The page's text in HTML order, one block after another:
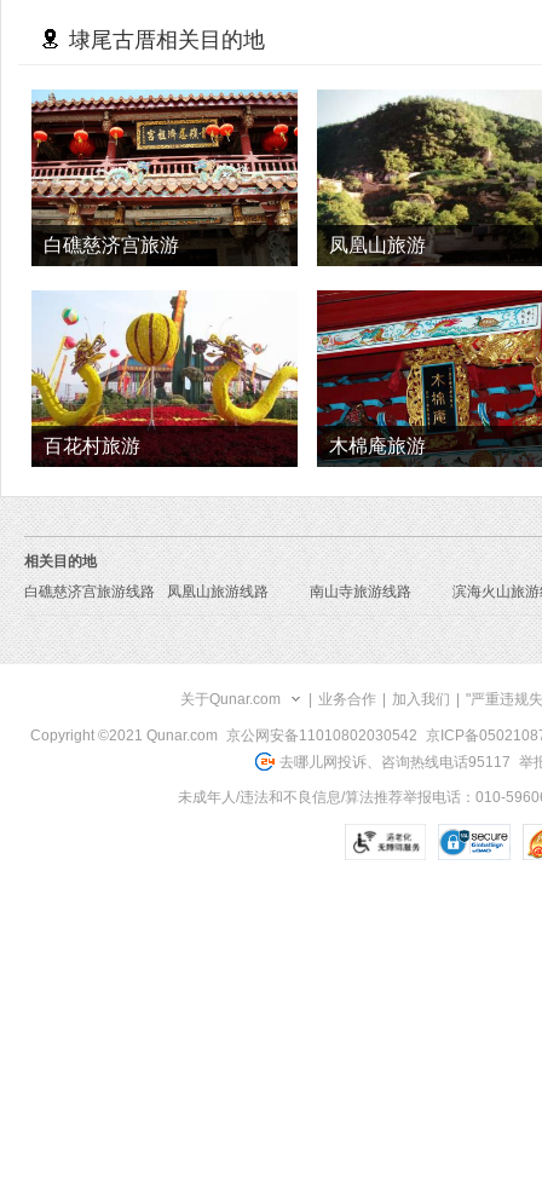
埭尾古厝相关目的地
白礁慈济宫旅游 凤凰山旅游
百花村旅游 木棉庵旅游
相关目的地
白礁慈济宫旅游线路
凤凰山旅游线路 南山寺旅游线路 滨海火山旅
关于Qunar.com 业务合作 加入我们 "严重违规
Copyright ©2021 Qunar.com 京公网安备11010802030542
京ICP备
去哪儿网投诉、咨询热线电话95117 举
未成年人/违法和不良信息/算法推荐举报电话：010-